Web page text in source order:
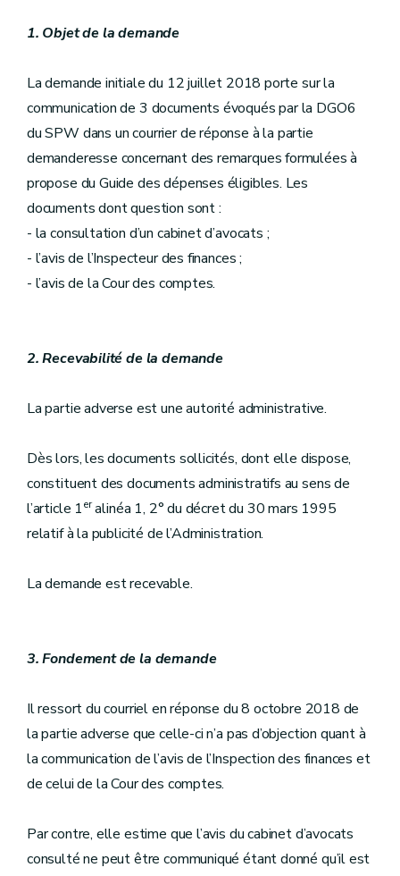
1. Objet de la demande
La demande initiale du 12 juillet 2018 porte sur la
communication de 3 documents évoqués par la DGO6
du SPW dans un courrier de réponse à la partie
demanderesse concernant des remarques formulées à
propose du Guide des dépenses éligibles. Les
documents dont question sont :
- la consultation d’un cabinet d’avocats ;
- l’avis de l’Inspecteur des finances ;
- l’avis de la Cour des comptes.
2. Recevabilité de la demande
La partie adverse est une autorité administrative.
Dès lors, les documents sollicités, dont elle dispose,
constituent des documents administratifs au sens de
l’article 1eralinéa 1, 2° du décret du 30 mars 1995
relatif à la publicité de l’Administration.
La demande est recevable.
3. Fondement de la demande
Il ressort du courriel en réponse du 8 octobre 2018 de
la partie adverse que celle-ci n’a pas d’objection quant à
la communication de l’avis de l’Inspection des finances et
de celui de la Cour des comptes.
Par contre, elle estime que l’avis du cabinet d’avocats
consulté ne peut être communiqué étant donné qu’il est